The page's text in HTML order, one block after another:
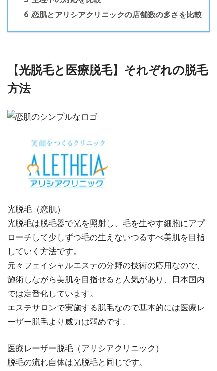
6 恋肌とアリシアクリニックの店舗数の多さを比較
【光脱毛と医療脱毛】それぞれの脱毛
方法
光脱毛（恋肌）
光脱毛は脱毛器で光を照射し、毛を生やす細胞にアプ
ローチして少しずつ毛の生えないつるすべ美肌を目指
していく方法です。
元々フェイシャルエステの分野の技術の応用なので、
施術しながら美肌を目指せると人気があり、日本国内
では定番化しています。
エステサロンで実施する脱毛なので基本的には医療レ
ーザー脱毛より威力は弱めです。
医療レーザー脱毛（アリシアクリニック）
脱毛の流れ自体は光脱毛と同じです。